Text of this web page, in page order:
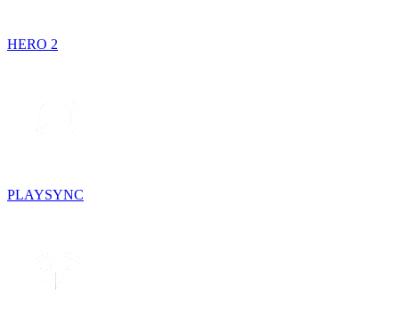
HERO 2
PLAYSYNC